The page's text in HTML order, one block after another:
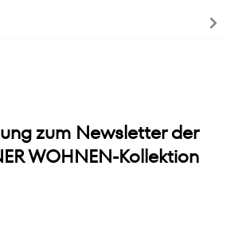
zum Newsletter der
WOHNEN-Kollektion